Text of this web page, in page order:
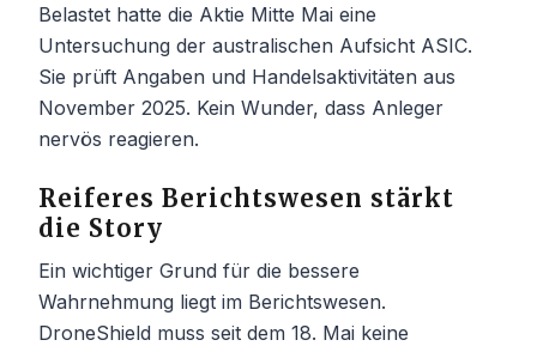
Belastet hatte die Aktie Mitte Mai eine
Untersuchung der australischen Aufsicht ASIC.
Sie prüft Angaben und Handelsaktivitäten aus
November 2025. Kein Wunder, dass Anleger
nervös reagieren.
Reiferes Berichtswesen stärkt
die Story
Ein wichtiger Grund für die bessere
Wahrnehmung liegt im Berichtswesen.
DroneShield muss seit dem 18. Mai keine